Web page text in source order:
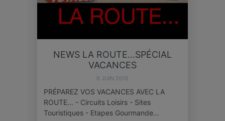
NEWS LA ROUTE...SPÉCIAL
VACANCES
6 JUIN 2015
PRÉPAREZ VOS VACANCES AVEC LA
ROUTE... - Circuits Loisirs - Sites
Touristiques - Etapes Gourmande…